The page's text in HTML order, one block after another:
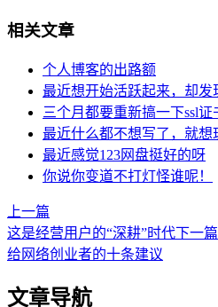
相关文章
个人博客的出路额
最近想开始活跃起来，却发
三个月都要重新搞一下ssl
最近什么都不想写了，就想
最近感觉123网盘挺好的呀
你说你变道不打灯怪谁呢！
上一篇
这是经营用户的“深耕”时代下一篇
给网络创业者的十条建议
文章导航